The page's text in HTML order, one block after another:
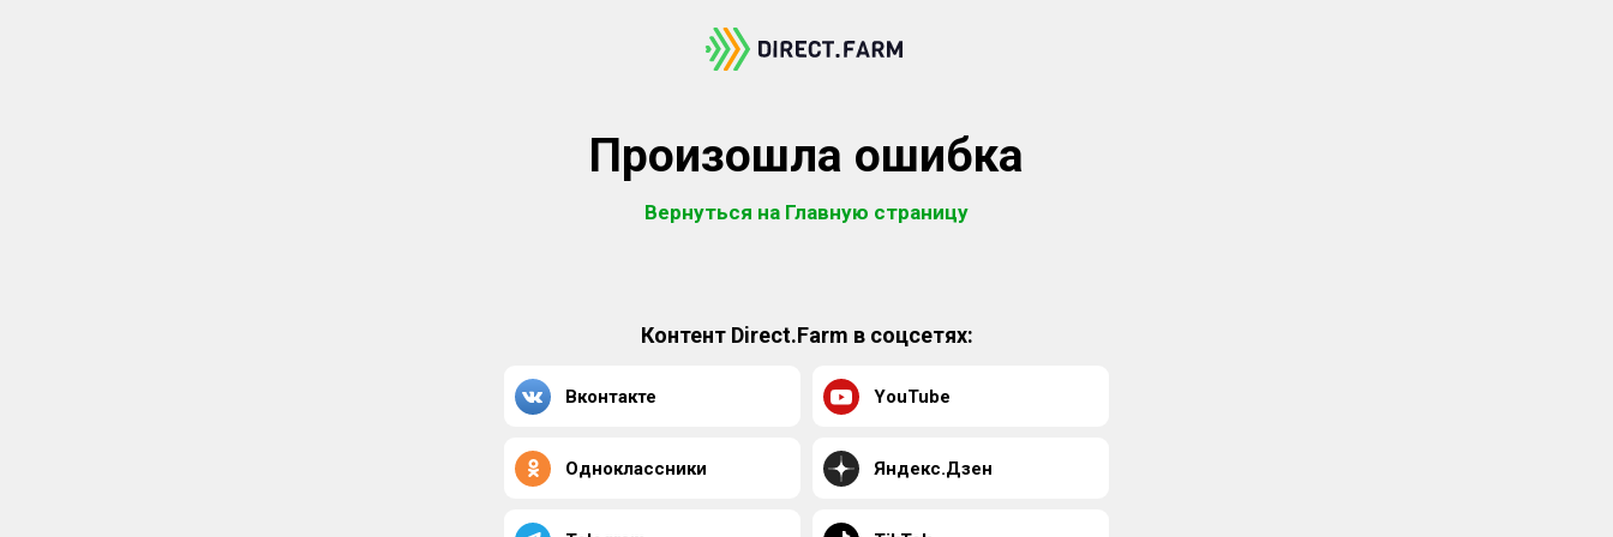
Произошла ошибка
Вернуться на Главную страницу
Контент Direct.Farm в соцсетях:
Вконтакте YouTube
Одноклассники Яндекс.Дзен